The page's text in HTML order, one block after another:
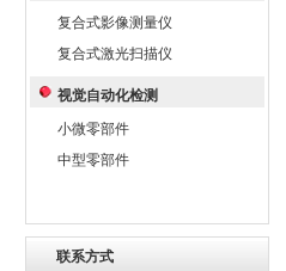
复合式影像测量仪
复合式激光扫描仪
视觉自动化检测
小微零部件
中型零部件
联系方式